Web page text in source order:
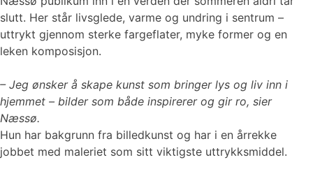
slutt. Her står livsglede, varme og undring i sentrum –
uttrykt gjennom sterke fargeflater, myke former og en
leken komposisjon.
– Jeg ønsker å skape kunst som bringer lys og liv inn i
hjemmet – bilder som både inspirerer og gir ro, sier
Næssø.
Hun har bakgrunn fra billedkunst og har i en årrekke
jobbet med maleriet som sitt viktigste uttrykksmiddel.